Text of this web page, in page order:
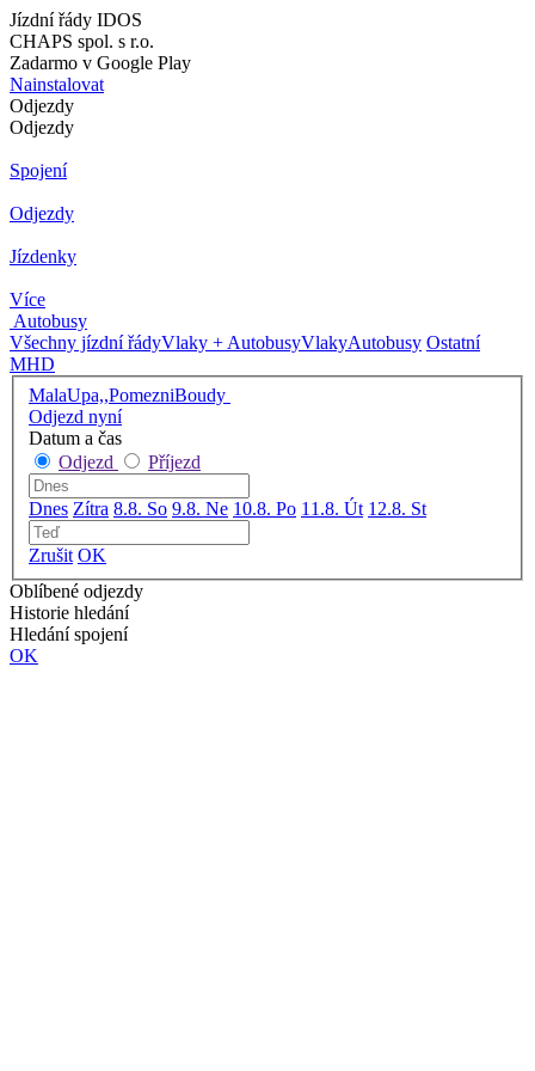
Jízdní řády IDOS
CHAPS spol. s r.o.
Zadarmo v Google Play
Nainstalovat
Odjezdy
Odjezdy
Spojení
Odjezdy
Jízdenky
Více
Autobusy
Všechny jízdní řádyVlaky + AutobusyVlakyAutobusy Ostatní
MHD
MalaUpa,,PomezniBoudy
Odjezd nyní
Datum a čas
Odjezd
Příjezd
Dnes Zítra 8.8. So 9.8. Ne 10.8. Po 11.8. Út 12.8. St
Zrušit OK
Oblíbené odjezdy
Historie hledání
Hledání spojení
OK